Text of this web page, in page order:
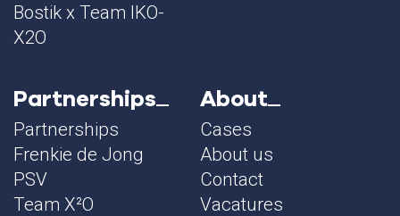
Bostik x Team IKO-
X2O
Partnerships
Partnerships
Frenkie de Jong
PSV
Team X²O
About
Cases
About us
Contact
Vacatures